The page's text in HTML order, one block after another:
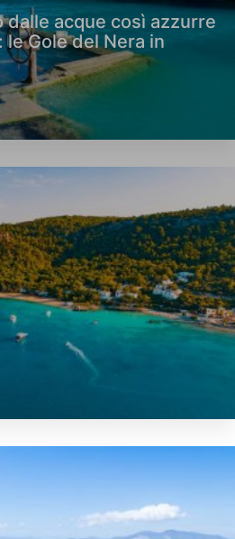
dalle acque così azzurre
Gole del Nera in